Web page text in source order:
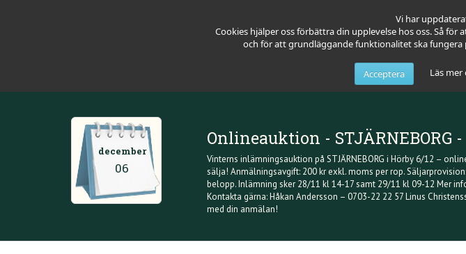
Vi har
Cookies hjälper oss förbättra din upplevelse hos oss. Så
och för att grundläggande funktionalitet ska fungera
Acceptera Läs
december
06
Onlineauktion - STJÄRNEBORG -
Vinterns inlämningsauktion på STJÄRNEBORG i Hörby 6/12 –
sälja! Anmälningsavgift: 200 kr exkl. moms per rop.
belopp. Inlämning sker 28/11 kl 14-17 samt 29/11 kl 09-12 Mer
Kontakta gärna: Håkan Andersson – 0703-22 22 57 Linus
med din anmälan!